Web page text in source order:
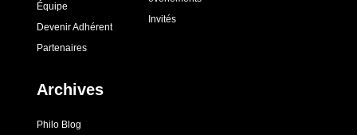
Équipe
Devenir Adhérent
Partenaires
Invités
Archives
Philo Blog